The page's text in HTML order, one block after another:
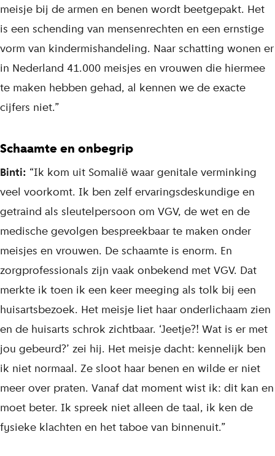
meisje bij de armen en benen wordt beetgepakt. Het
is een schending van mensenrechten en een ernstige
vorm van kindermishandeling. Naar schatting wonen er
in Nederland 41.000 meisjes en vrouwen die hiermee
te maken hebben gehad, al kennen we de exacte
cijfers niet.”
Schaamte en onbegrip
Binti: “Ik kom uit Somalië waar genitale verminking
veel voorkomt. Ik ben zelf ervaringsdeskundige en
getraind als sleutelpersoon om VGV, de wet en de
medische gevolgen bespreekbaar te maken onder
meisjes en vrouwen. De schaamte is enorm. En
zorgprofessionals zijn vaak onbekend met VGV. Dat
merkte ik toen ik een keer meeging als tolk bij een
huisartsbezoek. Het meisje liet haar onderlichaam zien
en de huisarts schrok zichtbaar. ‘Jeetje?! Wat is er met
jou gebeurd?’ zei hij. Het meisje dacht: kennelijk ben
ik niet normaal. Ze sloot haar benen en wilde er niet
meer over praten. Vanaf dat moment wist ik: dit kan en
moet beter. Ik spreek niet alleen de taal, ik ken de
fysieke klachten en het taboe van binnenuit.”